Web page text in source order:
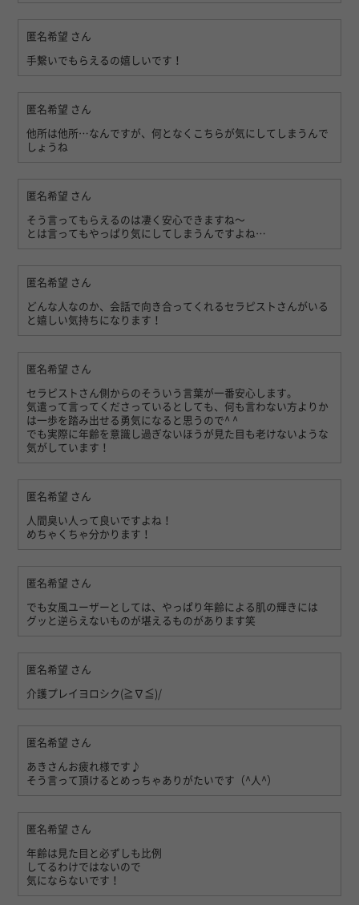
匿名希望 さん
手繋いでもらえるの嬉しいです！
匿名希望 さん
他所は他所…なんですが、何となくこちらが気にしてしまうんで
しょうね
匿名希望 さん
そう言ってもらえるのは凄く安心できますね〜
とは言ってもやっぱり気にしてしまうんですよね…
匿名希望 さん
どんな人なのか、会話で向き合ってくれるセラピストさんがいる
と嬉しい気持ちになります！
匿名希望 さん
セラピストさん側からのそういう言葉が一番安心します。
気遣って言ってくださっているとしても、何も言わない方よりか
は一歩を踏み出せる勇気になると思うので^ ^
でも実際に年齢を意識し過ぎないほうが見た目も老けないような
気がしています！
匿名希望 さん
人間臭い人って良いですよね！
めちゃくちゃ分かります！
匿名希望 さん
でも女風ユーザーとしては、やっぱり年齢による肌の輝きには
グッと逆らえないものが堪えるものがあります笑
匿名希望 さん
介護プレイヨロシク(≧∇≦)/
匿名希望 さん
あきさんお疲れ様です♪
そう言って頂けるとめっちゃありがたいです（^人^）
匿名希望 さん
年齢は見た目と必ずしも比例
してるわけではないので
気にならないです！